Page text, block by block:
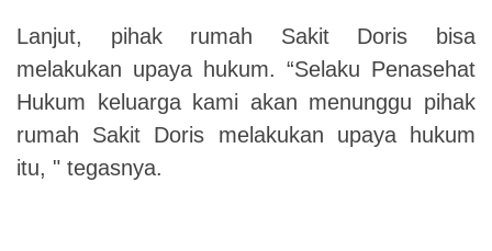
Lanjut, pihak rumah Sakit Doris bisa
melakukan upaya hukum. “Selaku Penasehat
Hukum keluarga kami akan menunggu pihak
rumah Sakit Doris melakukan upaya hukum
itu, " tegasnya.